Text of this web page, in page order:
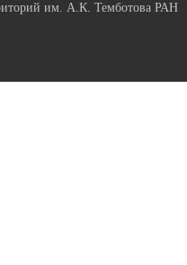
им. А.К. Темботова РАН